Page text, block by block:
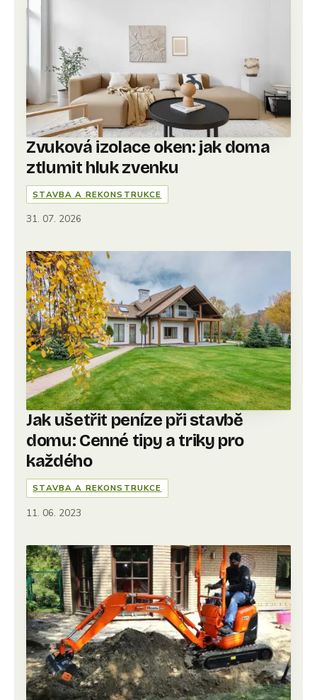
Zvuková izolace oken: jak doma
ztlumit hluk zvenku
STAVBA A REKONSTRUKCE
31. 07. 2026
Jak ušetřit peníze při stavbě
domu: Cenné tipy a triky pro
každého
STAVBA A REKONSTRUKCE
11. 06. 2023